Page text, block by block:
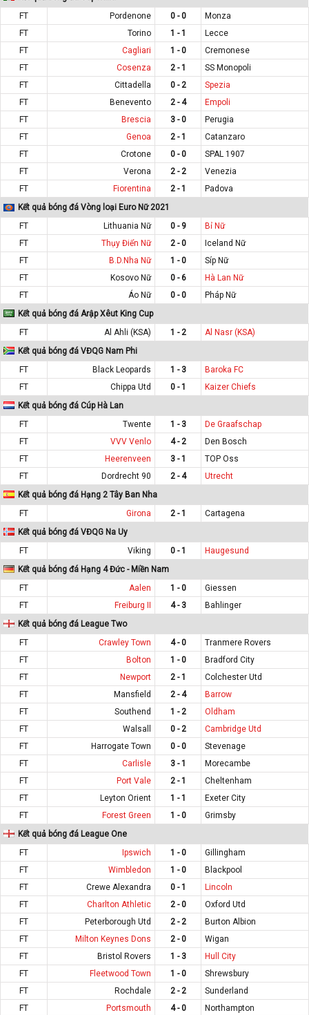
FT
Pordenone 0 - 0
Monza
FT
Torino 1 - 1
Lecce
FT
Cagliari 1 - 0
Cremonese
FT
Cosenza 2 - 1
SS Monopoli
FT
Cittadella 0 - 2
Spezia
FT
Benevento 2 - 4
Empoli
FT
Brescia 3 - 0
Perugia
FT
Genoa 2 - 1
Catanzaro
FT
Crotone 0 - 0
SPAL 1907
FT
Verona 2 - 2
Venezia
FT
Fiorentina 2 - 1
Padova
Kết quả bóng đá Vòng loại Euro Nữ 2021
FT
Lithuania Nữ 0 - 9
Bỉ Nữ
FT
Thụy Điển Nữ 2 - 0
Iceland Nữ
FT
B.D.Nha Nữ 1 - 0
Síp Nữ
FT
Kosovo Nữ 0 - 6
Hà Lan Nữ
FT
Áo Nữ 0 - 0
Pháp Nữ
Kết quả bóng đá Arập Xêut King Cup
FT
Al Ahli (KSA) 1 - 2
Al Nasr (KSA)
Kết quả bóng đá VĐQG Nam Phi
FT
Black Leopards 1 - 3
Baroka FC
FT
Chippa Utd 0 - 1
Kaizer Chiefs
Kết quả bóng đá Cúp Hà Lan
FT
Twente 1 - 3
De Graafschap
FT
VVV Venlo 4 - 2
Den Bosch
FT
Heerenveen 3 - 1
TOP Oss
FT
Dordrecht 90 2 - 4
Utrecht
Kết quả bóng đá Hạng 2 Tây Ban Nha
FT
Girona 2 - 1
Cartagena
Kết quả bóng đá VĐQG Na Uy
FT
Viking 0 - 1
Haugesund
Kết quả bóng đá Hạng 4 Đức - Miền Nam
FT
Aalen 1 - 0
Giessen
FT
Freiburg II 4 - 3
Bahlinger
Kết quả bóng đá League Two
FT
Crawley Town 4 - 0
Tranmere Rovers
FT
Bolton 1 - 0
Bradford City
FT
Newport 2 - 1
Colchester Utd
FT
Mansfield 2 - 4
Barrow
FT
Southend 1 - 2
Oldham
FT
Walsall 0 - 2
Cambridge Utd
FT
Harrogate Town 0 - 0
Stevenage
FT
Carlisle 3 - 1
Morecambe
FT
Port Vale 2 - 1
Cheltenham
FT
Leyton Orient 1 - 1
Exeter City
FT
Forest Green 1 - 0
Grimsby
Kết quả bóng đá League One
FT
Ipswich 1 - 0
Gillingham
FT
Wimbledon 1 - 0
Blackpool
FT
Crewe Alexandra 0 - 1
Lincoln
FT
Charlton Athletic 2 - 0
Oxford Utd
FT
Peterborough Utd 2 - 2
Burton Albion
FT
Milton Keynes Dons 2 - 0
Wigan
FT
Bristol Rovers 1 - 3
Hull City
FT
Fleetwood Town 1 - 0
Shrewsbury
FT
Rochdale 2 - 2
Sunderland
FT
Portsmouth 4 - 0
Northampton